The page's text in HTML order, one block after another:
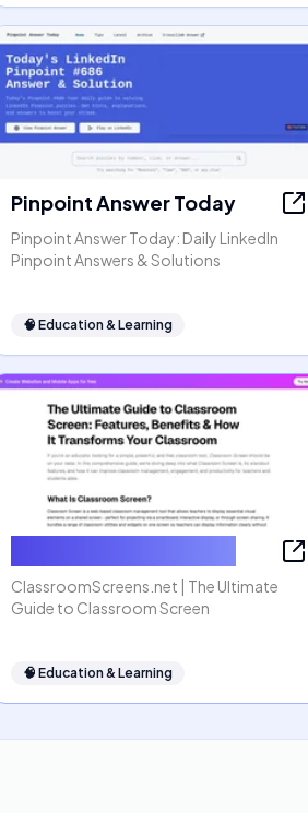
Pinpoint Answer Today
Pinpoint Answer Today: Daily LinkedIn
Pinpoint Answers & Solutions
🧠 Education & Learning
ClassroomScreens.net | The Ultimate
Guide to Classroom Screen
🧠 Education & Learning